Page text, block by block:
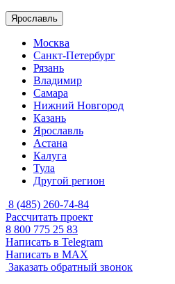
Ярославль
Москва
Санкт-Петербург
Рязань
Владимир
Самара
Нижний Новгород
Казань
Ярославль
Астана
Калуга
Тула
Другой регион
8 (485) 260-74-84
Рассчитать проект
8 800 775 25 83
Написать в Telegram
Написать в MAX
Заказать обратный звонок